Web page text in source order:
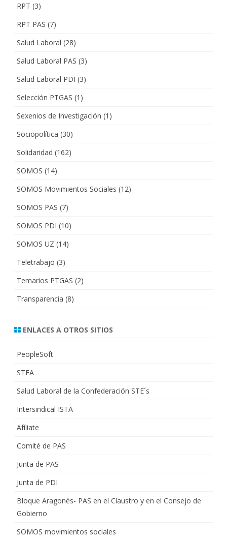
RPT (3)
RPT PAS (7)
Salud Laboral (28)
Salud Laboral PAS (3)
Salud Laboral PDI (3)
Selección PTGAS (1)
Sexenios de Investigación (1)
Sociopolítica (30)
Solidaridad (162)
SOMOS (14)
SOMOS Movimientos Sociales (12)
SOMOS PAS (7)
SOMOS PDI (10)
SOMOS UZ (14)
Teletrabajo (3)
Temarios PTGAS (2)
Transparencia (8)
ENLACES A OTROS SITIOS
PeopleSoft
STEA
Salud Laboral de la Confederación STE´s
Intersindical ISTA
Afíliate
Comité de PAS
Junta de PAS
Junta de PDI
Bloque Aragonés- PAS en el Claustro y en el Consejo de
Gobierno
SOMOS movimientos sociales